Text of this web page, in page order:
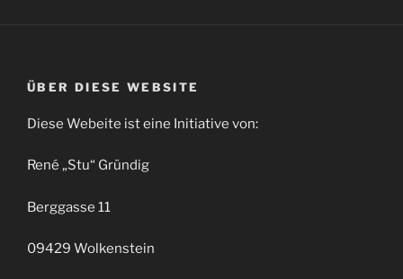
ÜBER DIESE WEBSITE
Diese Webeite ist eine Initiative von:
René „Stu“ Gründig
Berggasse 11
09429 Wolkenstein